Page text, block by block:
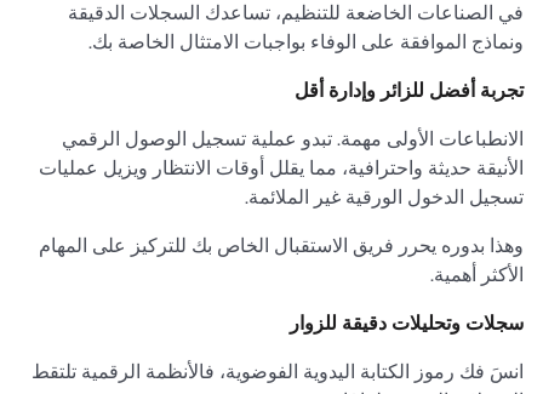
في الصناعات الخاضعة للتنظيم، تساعدك السجلات الدقيقة
ونماذج الموافقة على الوفاء بواجبات الامتثال الخاصة بك.
تجربة أفضل للزائر وإدارة أقل
الانطباعات الأولى مهمة. تبدو عملية تسجيل الوصول الرقمي
الأنيقة حديثة واحترافية، مما يقلل أوقات الانتظار ويزيل عمليات
تسجيل الدخول الورقية غير الملائمة.
وهذا بدوره يحرر فريق الاستقبال الخاص بك للتركيز على المهام
الأكثر أهمية.
سجلات وتحليلات دقيقة للزوار
انسَ فك رموز الكتابة اليدوية الفوضوية، فالأنظمة الرقمية تلتقط